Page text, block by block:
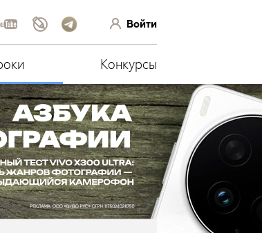
Войти
Конкурсы